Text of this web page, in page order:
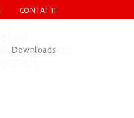
CONTATTI
Downloads